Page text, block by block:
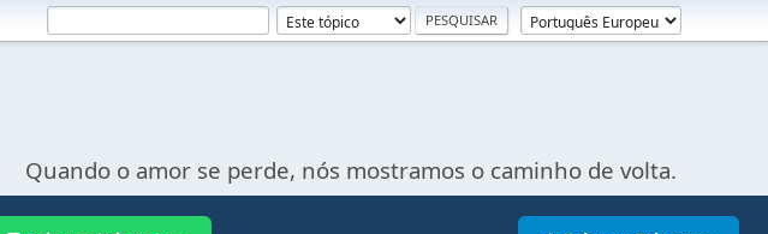
Quando o amor se perde, nós mostramos o caminho de volta.